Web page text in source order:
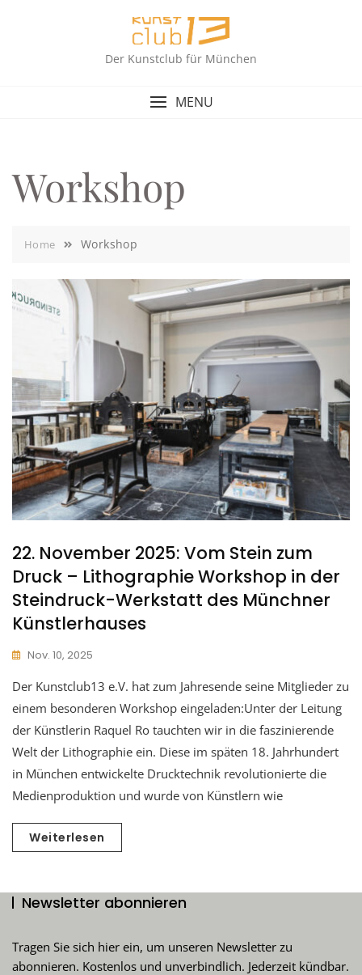
Der Kunstclub für München
MENU
Workshop
Home Workshop
22. November 2025: Vom Stein zum
Druck – Lithographie Workshop in der
Steindruck-Werkstatt des Münchner
Künstlerhauses
Nov. 10, 2025
Der Kunstclub13 e.V. hat zum Jahresende seine Mitglieder zu
einem besonderen Workshop eingeladen:Unter der Leitung
der Künstlerin Raquel Ro tauchten wir in die faszinierende
Welt der Lithographie ein. Diese im späten 18. Jahrhundert
in München entwickelte Drucktechnik revolutionierte die
Medienproduktion und wurde von Künstlern wie
Weiterlesen
Newsletter abonnieren
Tragen Sie sich hier ein, um unseren Newsletter zu
abonnieren. Kostenlos und unverbindlich. Jederzeit kündbar.